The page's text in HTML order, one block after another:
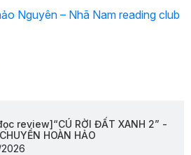
Nguyên – Nhã Nam reading club
review]“CÚ RỜI ĐẤT XANH 2” -
HOÀN HẢO